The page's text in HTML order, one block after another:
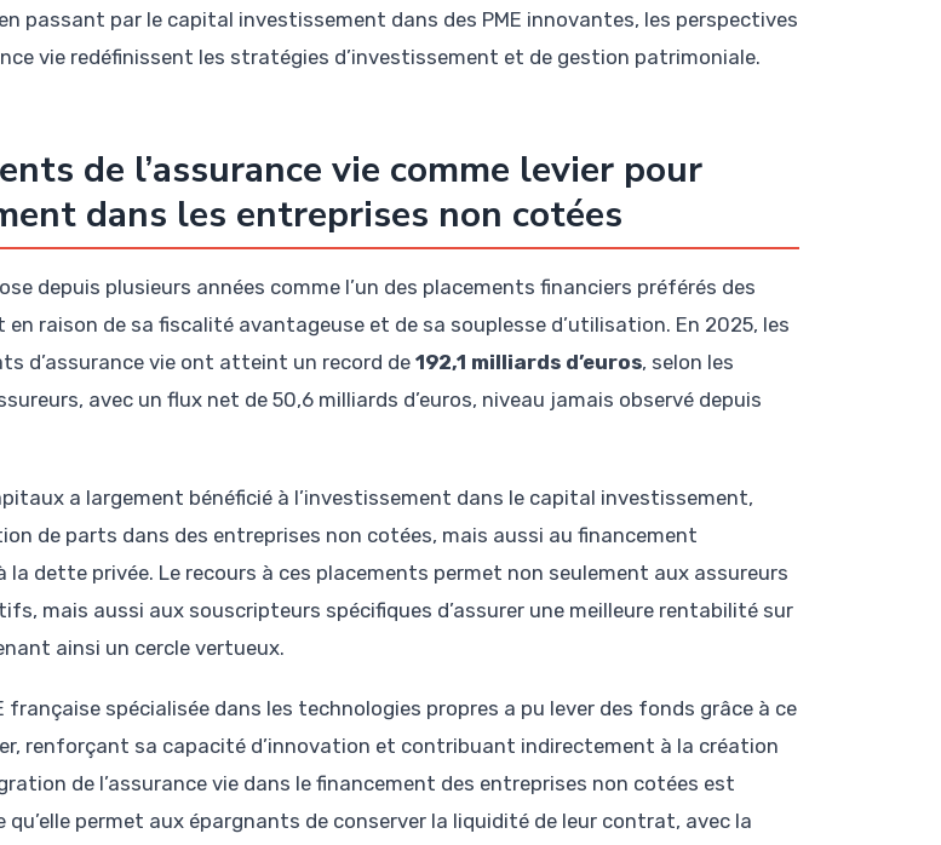
passant par le capital investissement dans des PME innovantes, les perspectives
vie redéfinissent les stratégies d’investissement et de gestion patrimoniale.
de l’assurance vie comme levier pour
dans les entreprises non cotées
depuis plusieurs années comme l’un des placements financiers préférés des
raison de sa fiscalité avantageuse et de sa souplesse d’utilisation. En 2025, les
d’assurance vie ont atteint un record de 192,1 milliards d’euros, selon les
avec un flux net de 50,6 milliards d’euros, niveau jamais observé depuis
a largement bénéficié à l’investissement dans le capital investissement,
de parts dans des entreprises non cotées, mais aussi au financement
dette privée. Le recours à ces placements permet non seulement aux assureurs
mais aussi aux souscripteurs spécifiques d’assurer une meilleure rentabilité sur
ainsi un cercle vertueux.
française spécialisée dans les technologies propres a pu lever des fonds grâce à ce
renforçant sa capacité d’innovation et contribuant indirectement à la création
de l’assurance vie dans le financement des entreprises non cotées est
qu’elle permet aux épargnants de conserver la liquidité de leur contrat, avec la